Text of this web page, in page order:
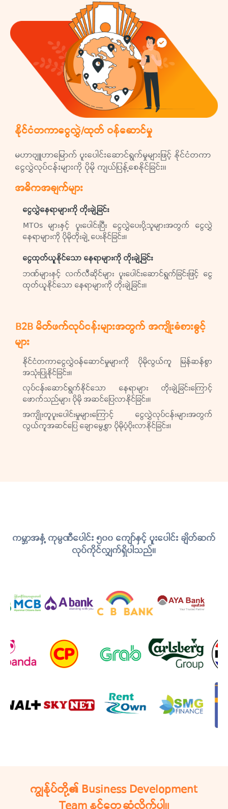
နိုင်ငံတကာငွေလွှဲ/ထုတ် ဝန်ဆောင်မှု
မဟာဗျူဟာမြောက် ပူးပေါင်းဆောင်ရွက်မှုများဖြင့် နိုင်ငံတကာ
ငွေလွှဲလုပ်ငန်းများကို ပိုမို ကျယ်ပြန့်စေနိုင်ခြင်း။
အဓိကအချက်များ
ငွေလွှဲနေရာများကို တိုးချဲ့ခြင်း
MTOs များနှင့် ပူးပေါင်းပြီး ငွေလွှဲပေးပို့သူများအတွက် ငွေလွှဲ
နေရာများကို ပိုမိုတိုးချဲ့ ပေးနိုင်ခြင်း။
ငွေထုတ်ယူနိုင်သော နေရာများကို တိုးချဲ့ခြင်း
ဘဏ်များနှင့် လက်လီဆိုင်များ ပူးပေါင်းဆောင်ရွက်ခြင်းဖြင့် ငွေ
ထုတ်ယူနိုင်သော နေရာများကို တိုးချဲ့ခြင်း။
B2B မိတ်ဖက်လုပ်ငန်းများအတွက် အကျိုးခံစားခွင့်
များ
နိုင်ငံတကာငွေလွှဲဝန်ဆောင်မှုများကို ပိုမိုလွယ်ကူ မြန်ဆန်စွာ
အသုံးပြုနိုင်ခြင်း။
လုပ်ငန်းဆောင်ရွက်နိုင်သော နေရာများ တိုးချဲ့ခြင်းကြောင့်
ဖောက်သည်များ ပိုမို အဆင်ပြေလာနိုင်ခြင်း။
အကျိုးတူပူးပေါင်းမှုများကြောင့် ငွေလွှဲလုပ်ငန်းများအတွက်
လွယ်ကူအဆင်ပြေ ချောမွေ့စွာ ပိုမိုပံ့ပိုးလာနိုင်ခြင်း။
ကမ္ဘာအနှံ့ ကုမ္ပဏီပေါင်း ၅၀၀ ကျော်နှင့် ပူးပေါင်း ချိတ်ဆက်
လုပ်ကိုင်လျှက်ရှိပါသည်။
ကျွန်ုပ်တို့၏ Business Development
Team နှင့်တွေ့ဆုံလိုက်ပါ။